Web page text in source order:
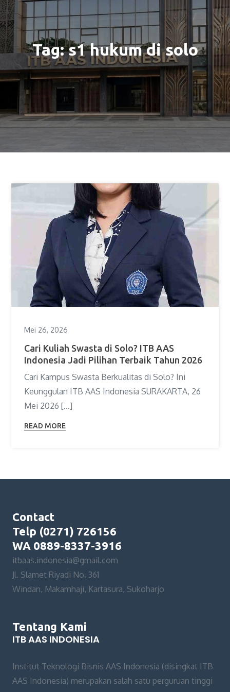
Tag:s1 hukum di solo
Mei 26, 2026
Cari Kuliah Swasta di Solo? ITB AAS
Indonesia Jadi Pilihan Terbaik Tahun 2026
Cari Kampus Swasta Berkualitas di Solo? Ini
Keunggulan ITB AAS Indonesia SURAKARTA, 26
Mei 2026 […]
READ MORE
Contact
Telp (0271) 726156
WA 0889-8337-3916
itbaas.indonesia@gmail.com
Jl. Slamet Riyadi No. 361
Windan, Makamhaji, Kartasura, Sukoharjo
Tentang Kami
ITB AAS INDONESIA
Institut Teknologi Bisnis AAS Indonesia (disingkat ITB
AAS Indonesia) merupakan salah satu perguruan tinggi